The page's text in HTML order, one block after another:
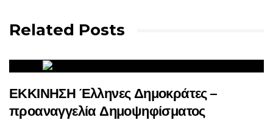
Related Posts
ΕΚΚΙΝΗΣΗ Έλληνες Δημοκράτες –
προαναγγελία Δημοψηφίσματος